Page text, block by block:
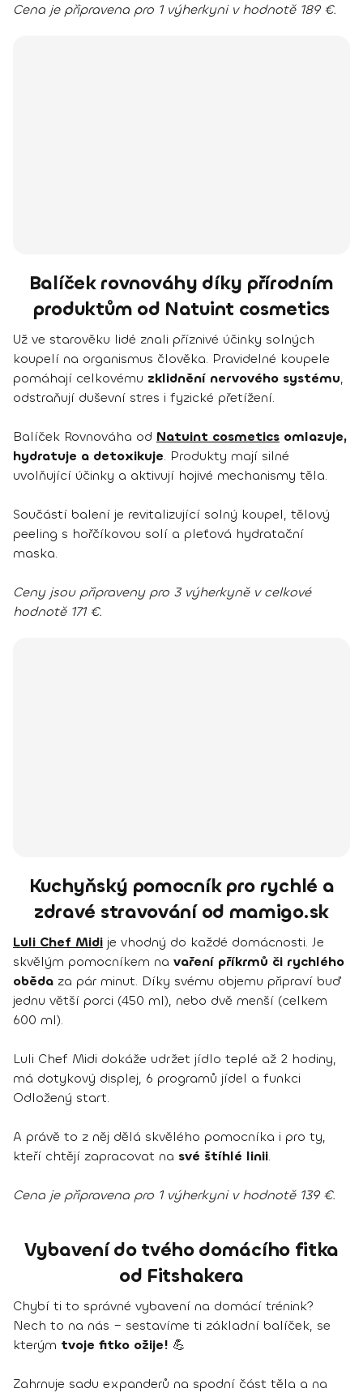
Cena je připravena pro 1 výherkyni v hodnotě 189 €.
Balíček rovnováhy díky přírodním
produktům od Natuint cosmetics
Už ve starověku lidé znali příznivé účinky solných
koupelí na organismus člověka. Pravidelné koupele
pomáhají celkovému zklidnění nervového systému,
odstraňují duševní stres i fyzické přetížení.
Balíček Rovnováha od Natuint cosmetics omlazuje,
hydratuje a detoxikuje. Produkty mají silné
uvolňující účinky a aktivují hojivé mechanismy těla.
Součástí balení je revitalizující solný koupel, tělový
peeling s hořčíkovou solí a pleťová hydratační
maska.
Ceny jsou připraveny pro 3 výherkyně v celkové
hodnotě 171 €.
Kuchyňský pomocník pro rychlé a
zdravé stravování od mamigo.sk
Luli Chef Midi je vhodný do každé domácnosti. Je
skvělým pomocníkem na vaření příkrmů či rychlého
oběda za pár minut. Díky svému objemu připraví buď
jednu větší porci (450 ml), nebo dvě menší (celkem
600 ml).
Luli Chef Midi dokáže udržet jídlo teplé až 2 hodiny,
má dotykový displej, 6 programů jídel a funkci
Odložený start.
A právě to z něj dělá skvělého pomocníka i pro ty,
kteří chtějí zapracovat na své štíhlé linii.
Cena je připravena pro 1 výherkyni v hodnotě 139 €.
Vybavení do tvého domácího fitka
od Fitshakera
Chybí ti to správné vybavení na domácí trénink?
Nech to na nás – sestavíme ti základní balíček, se
kterým tvoje fitko ožije! 💪
Zahrnuje sadu expanderů na spodní část těla a na